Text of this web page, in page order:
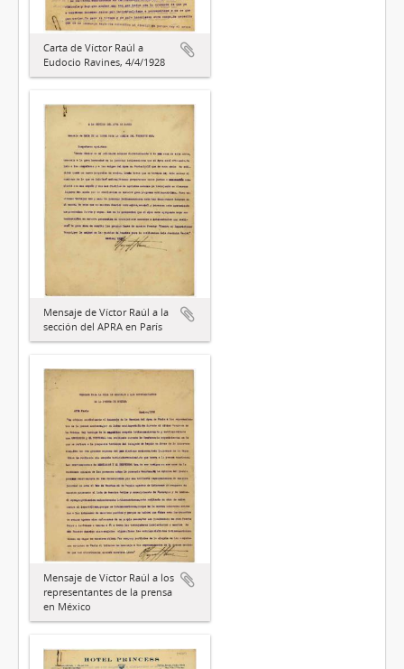
Carta de Víctor Raúl a
Eudocio Ravines, 4/4/1928
Mensaje de Víctor Raúl a la
sección del APRA en París
Mensaje de Víctor Raúl a los
representantes de la prensa
en México